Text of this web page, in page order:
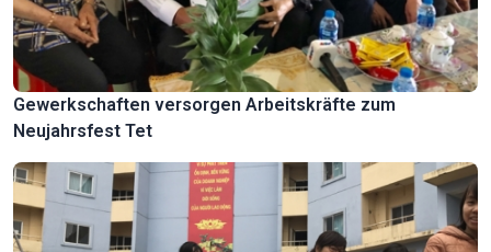
Gewerkschaften versorgen Arbeitskräfte zum
Neujahrsfest Tet